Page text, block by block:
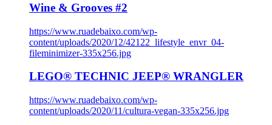
Wine & Grooves #2
https://www.ruadebaixo.com/wp-
content/uploads/2020/12/42122_lifestyle_envr_04-
fileminimizer-335x256.jpg
LEGO® TECHNIC JEEP® WRANGLER
https://www.ruadebaixo.com/wp-
content/uploads/2020/11/cultura-vegan-335x256.jpg